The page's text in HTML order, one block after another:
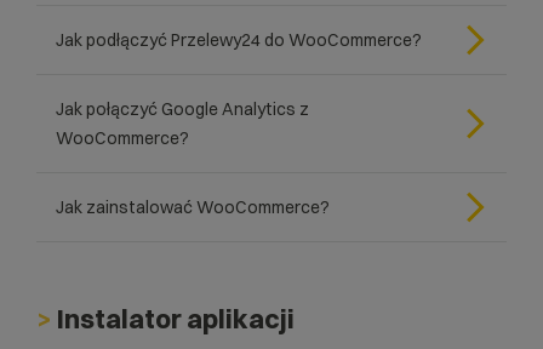
Jak podłączyć Przelewy24 do WooCommerce?
Jak połączyć Google Analytics z
WooCommerce?
Jak zainstalować WooCommerce?
> Instalator aplikacji